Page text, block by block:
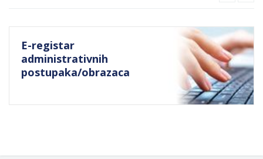
E-registar
administrativnih
postupaka/obrazaca